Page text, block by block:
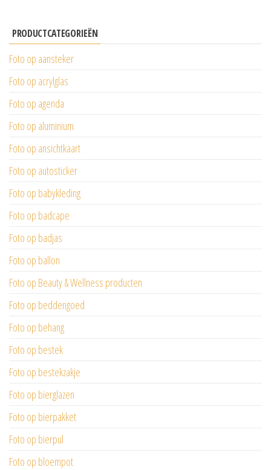
PRODUCTCATEGORIEËN
Foto op aansteker
Foto op acrylglas
Foto op agenda
Foto op aluminium
Foto op ansichtkaart
Foto op autosticker
Foto op babykleding
Foto op badcape
Foto op badjas
Foto op ballon
Foto op Beauty & Wellness producten
Foto op beddengoed
Foto op behang
Foto op bestek
Foto op bestekzakje
Foto op bierglazen
Foto op bierpakket
Foto op bierpul
Foto op bloempot